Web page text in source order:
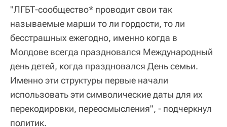
"ЛГБТ-сообщество* проводит свои так
называемые марши то ли гордости, то ли
бесстрашных ежегодно, именно когда в
Молдове всегда праздновался Международный
день детей, когда праздновался День семьи.
Именно эти структуры первые начали
использовать эти символические даты для их
перекодировки, переосмысления", - подчеркнул
политик.